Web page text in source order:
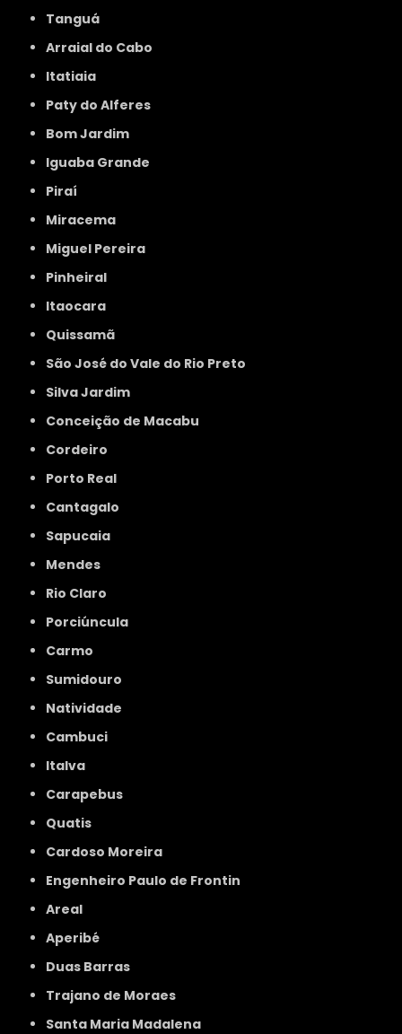
Tanguá
Arraial do Cabo
Itatiaia
Paty do Alferes
Bom Jardim
Iguaba Grande
Piraí
Miracema
Miguel Pereira
Pinheiral
Itaocara
Quissamã
São José do Vale do Rio Preto
Silva Jardim
Conceição de Macabu
Cordeiro
Porto Real
Cantagalo
Sapucaia
Mendes
Rio Claro
Porciúncula
Carmo
Sumidouro
Natividade
Cambuci
Italva
Carapebus
Quatis
Cardoso Moreira
Engenheiro Paulo de Frontin
Areal
Aperibé
Duas Barras
Trajano de Moraes
Santa Maria Madalena